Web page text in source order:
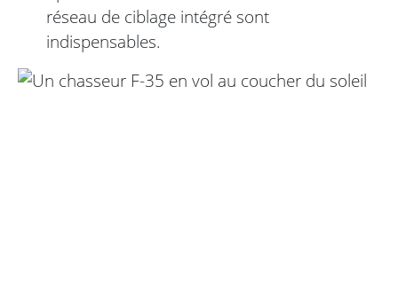
réseau de ciblage intégré sont
indispensables.